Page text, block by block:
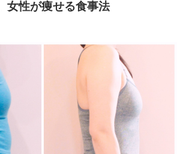
女性が痩せる食事法